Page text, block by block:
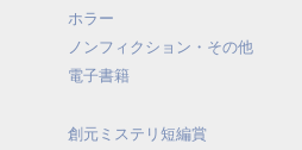
ホラー
ノンフィクション・その他
電子書籍
創元ミステリ短編賞